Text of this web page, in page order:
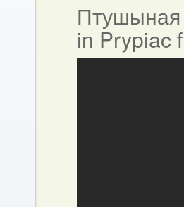
Птушыная
in Prypiac